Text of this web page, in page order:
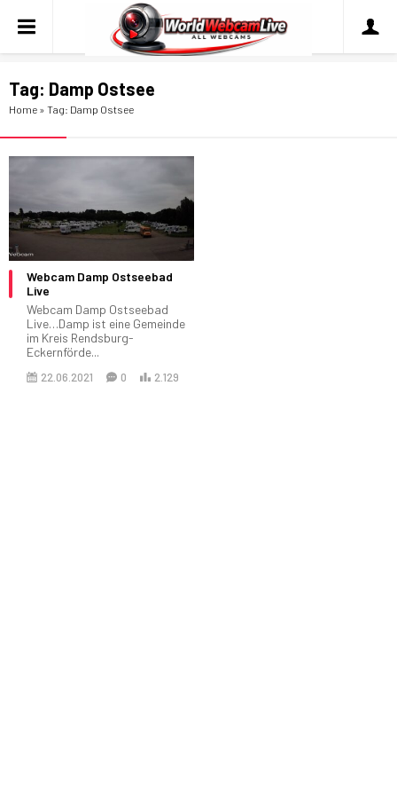
Tag: Damp Ostsee
Home » Tag: Damp Ostsee
Webcam Damp Ostseebad
Live
Webcam Damp Ostseebad
Live…Damp ist eine Gemeinde
im Kreis Rendsburg-
Eckernförde...
22.06.2021 0 2.129